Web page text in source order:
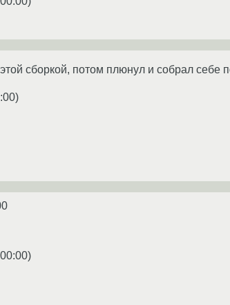
сборкой, потом плюнул и собрал себе
)
)